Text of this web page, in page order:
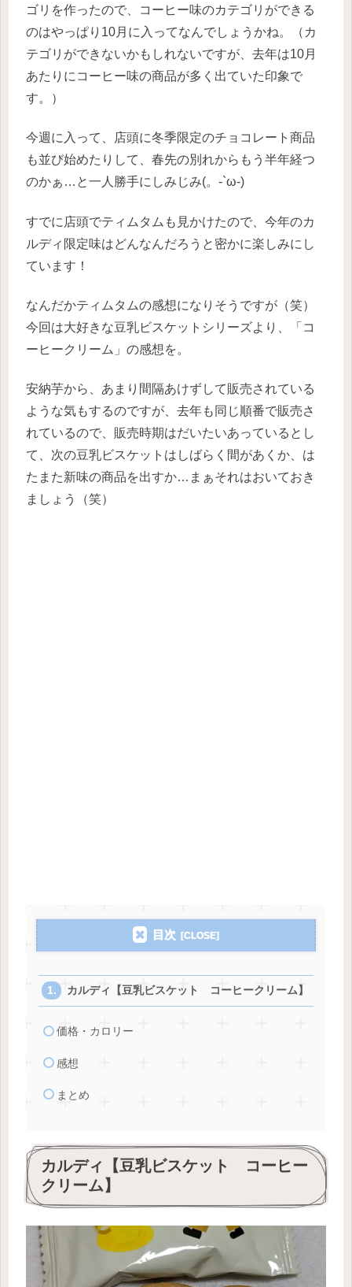
ゴリを作ったので、コーヒー味のカテゴリができる
のはやっぱり10月に入ってなんでしょうかね。（カ
テゴリができないかもしれないですが、去年は10月
あたりにコーヒー味の商品が多く出ていた印象で
す。）
今週に入って、店頭に冬季限定のチョコレート商品
も並び始めたりして、春先の別れからもう半年経つ
のかぁ…と一人勝手にしみじみ(。-`ω-)
すでに店頭でティムタムも見かけたので、今年のカ
ルディ限定味はどんなんだろうと密かに楽しみにし
ています！
なんだかティムタムの感想になりそうですが（笑）
今回は大好きな豆乳ビスケットシリーズより、「コ
ーヒークリーム」の感想を。
安納芋から、あまり間隔あけずして販売されている
ような気もするのですが、去年も同じ順番で販売さ
れているので、販売時期はだいたいあっているとし
て、次の豆乳ビスケットはしばらく間があくか、は
たまた新味の商品を出すか…まぁそれはおいておき
ましょう（笑）
目次
カルディ【豆乳ビスケット コーヒークリーム】
価格・カロリー
感想
まとめ
カルディ【豆乳ビスケット コーヒー
クリーム】